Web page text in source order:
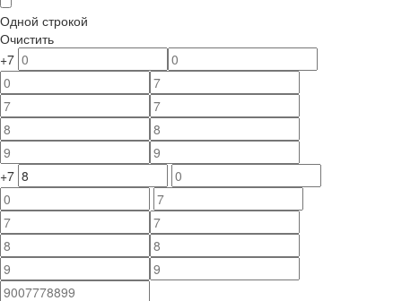
Одной строкой
Очистить
+7
+7